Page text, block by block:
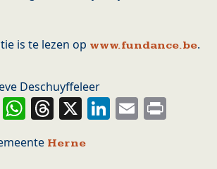
is te lezen op www.fundance.be.
Deschuyffeleer
Messenger
WhatsApp
Threads
X LinkedIn
Email
Herne